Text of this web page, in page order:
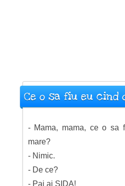
Ce o sa fiu eu cind
- Mama, mama, ce o sa
mare?
- Nimic.
- De ce?
- Pai ai SIDA!